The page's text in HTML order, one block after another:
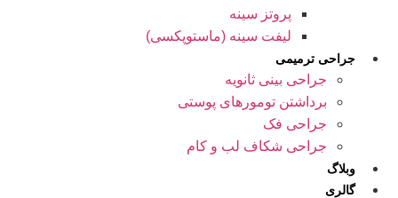
پروتز سینه
لیفت سینه (ماستوپکسی)
جراحی ترمیمی
جراحی بینی ثانویه
برداشتن تومورهای پوستی
جراحی فک
جراحی شکاف لب و کام
وبلاگ
گالری